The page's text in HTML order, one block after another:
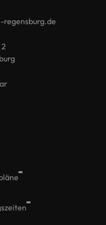
regensburg.de